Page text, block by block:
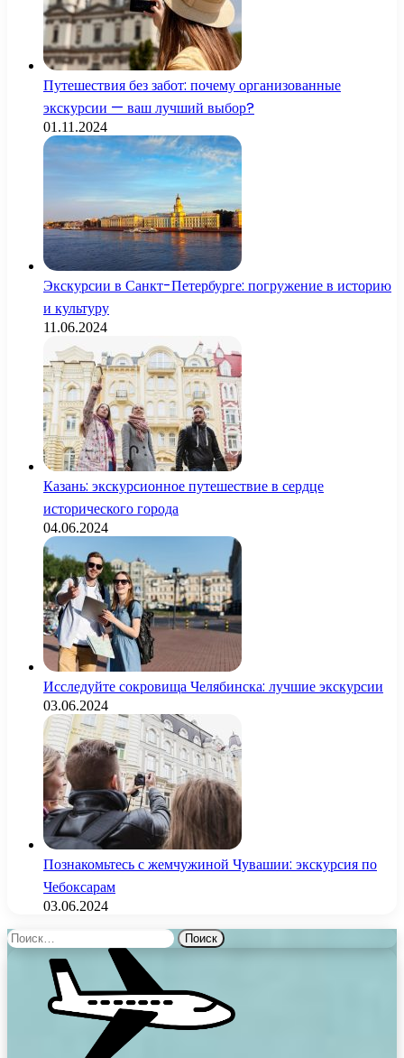
Путешествия без забот: почему организованные
экскурсии — ваш лучший выбор?
01.11.2024
Экскурсии в Санкт-Петербурге: погружение в историю
и культуру
11.06.2024
Казань: экскурсионное путешествие в сердце
исторического города
04.06.2024
Исследуйте сокровища Челябинска: лучшие экскурсии
03.06.2024
Познакомьтесь с жемчужиной Чувашии: экскурсия по
Чебоксарам
03.06.2024
Найти: